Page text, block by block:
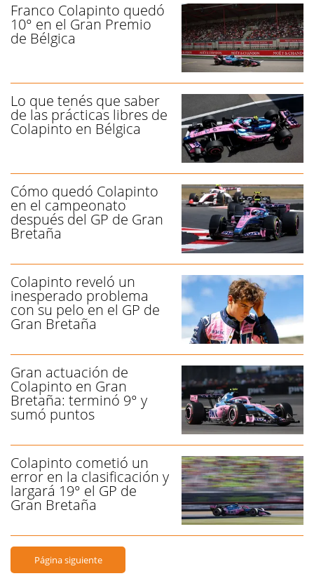
Franco Colapinto quedó
10° en el Gran Premio
de Bélgica
Lo que tenés que saber
de las prácticas libres de
Colapinto en Bélgica
Cómo quedó Colapinto
en el campeonato
después del GP de Gran
Bretaña
Colapinto reveló un
inesperado problema
con su pelo en el GP de
Gran Bretaña
Gran actuación de
Colapinto en Gran
Bretaña: terminó 9° y
sumó puntos
Colapinto cometió un
error en la clasificación y
largará 19° el GP de
Gran Bretaña
Página siguiente